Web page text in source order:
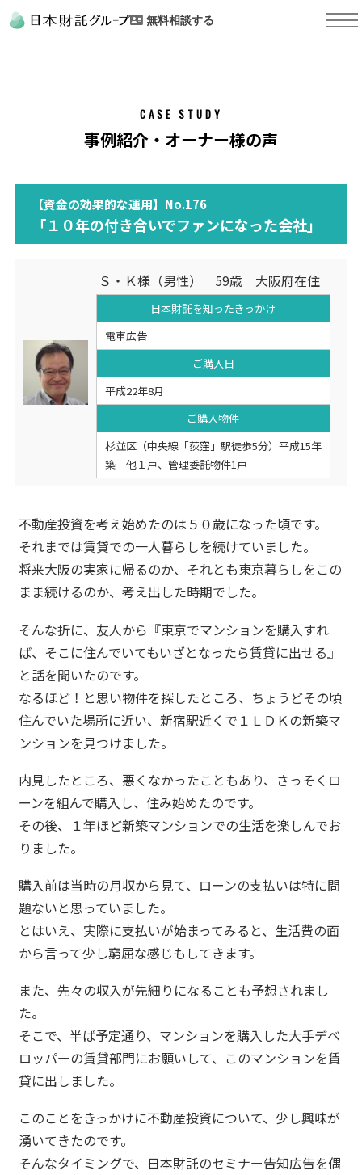
無料相談する
CASE STUDY
事例紹介・オーナー様の声
【資金の効果的な運用】No.176
「１０年の付き合いでファンになった会社」
Ｓ・Ｋ様（男性） 59歳 大阪府在住
日本財託を知ったきっかけ
電車広告
ご購入日
平成22年8月
ご購入物件
杉並区（中央線「荻窪」駅徒歩5分）平成15年
築 他１戸、管理委託物件1戸
不動産投資を考え始めたのは５０歳になった頃です。
それまでは賃貸での一人暮らしを続けていました。
将来大阪の実家に帰るのか、それとも東京暮らしをこの
まま続けるのか、考え出した時期でした。
そんな折に、友人から『東京でマンションを購入すれ
ば、そこに住んでいてもいざとなったら賃貸に出せる』
と話を聞いたのです。
なるほど！と思い物件を探したところ、ちょうどその頃
住んでいた場所に近い、新宿駅近くで１ＬＤＫの新築マ
ンションを見つけました。
内見したところ、悪くなかったこともあり、さっそくロ
ーンを組んで購入し、住み始めたのです。
その後、１年ほど新築マンションでの生活を楽しんでお
りました。
購入前は当時の月収から見て、ローンの支払いは特に問
題ないと思っていました。
とはいえ、実際に支払いが始まってみると、生活費の面
から言って少し窮屈な感じもしてきます。
また、先々の収入が先細りになることも予想されまし
た。
そこで、半ば予定通り、マンションを購入した大手デベ
ロッパーの賃貸部門にお願いして、このマンションを賃
貸に出しました。
このことをきっかけに不動産投資について、少し興味が
湧いてきたのです。
そんなタイミングで、日本財託のセミナー告知広告を偶